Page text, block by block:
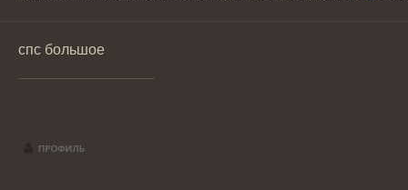
cпс большое